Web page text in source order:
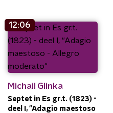
12:06
Michail Glinka
Septet in Es gr.t. (1823) -
deel I, "Adagio maestoso